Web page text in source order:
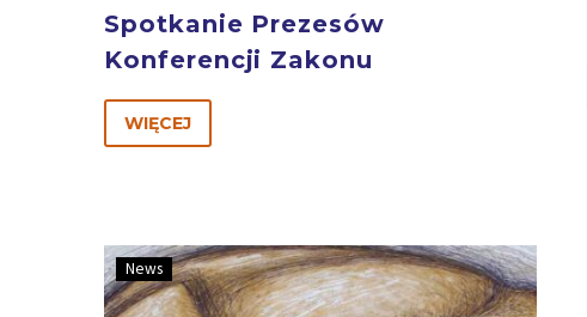
Spotkanie Prezesów
Konferencji Zakonu
WIĘCEJ
News